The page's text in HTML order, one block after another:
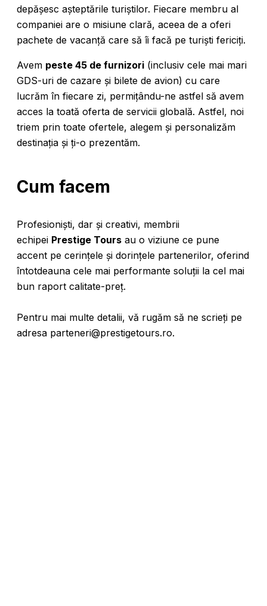
depășesc așteptările turiștilor. Fiecare membru al
companiei are o misiune clară, aceea de a oferi
pachete de vacanță care să îi facă pe turiști fericiți.
Avem peste 45 de furnizori (inclusiv cele mai mari
GDS-uri de cazare și bilete de avion) cu care
lucrăm în fiecare zi, permițându-ne astfel să avem
acces la toată oferta de servicii globală. Astfel, noi
triem prin toate ofertele, alegem și personalizăm
destinația și ți-o prezentăm.
Cum facem
Profesioniști, dar și creativi, membrii
echipei Prestige Tours au o viziune ce pune
accent pe cerințele și dorințele partenerilor, oferind
întotdeauna cele mai performante soluții la cel mai
bun raport calitate-preț.
Pentru mai multe detalii, vă rugăm să ne scrieți pe
adresa parteneri@prestigetours.ro.